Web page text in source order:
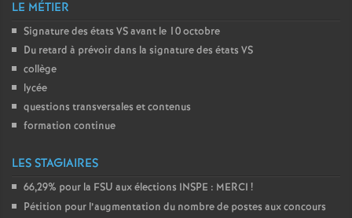
LE MÉTIER
Signature des états VSavant le 10 octobre
Du retard à prévoir dans la signature des états VS
collège
lycée
questions transversales et contenus
formation continue
LES STAGIAIRES
66,29% pour la FSU aux élections INSPE : MERCI !
Pétition pour l’augmentation du nombre de postes aux concours